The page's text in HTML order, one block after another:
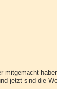
mitgemacht
jetzt sind die